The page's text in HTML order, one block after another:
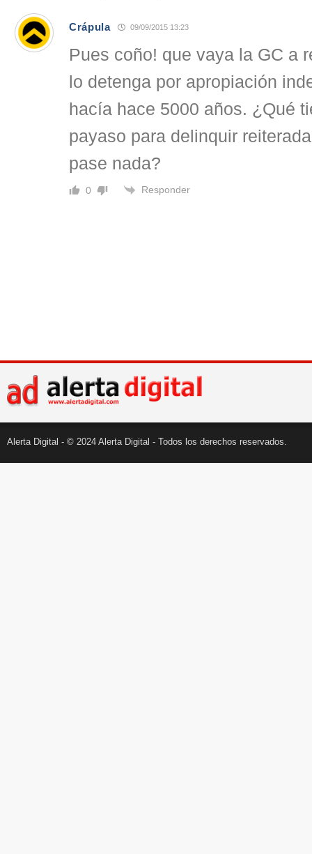
Crápula 09/09/2015 13:23
Pues coño! que vaya la GC a
lo detenga por apropiación
hacía hace 5000 años. ¿Qué
payaso para delinquir
pase nada?
0 Responder
Alerta Digital - © 2024 Alerta Digital - Todos los derechos reservados.